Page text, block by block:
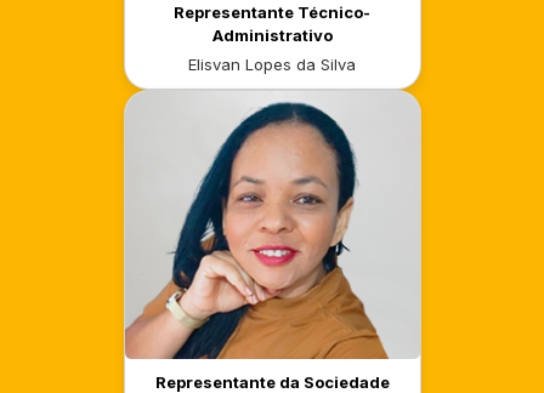
Representante Técnico-
Administrativo
Elisvan Lopes da Silva
Representante da Sociedade